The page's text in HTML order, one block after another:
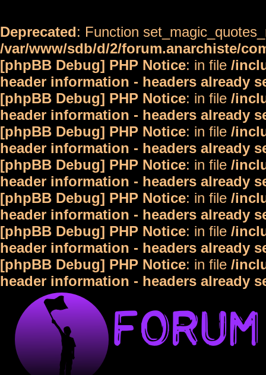
Deprecated: Function
/var/www/sdb/d/2/forum.anarchiste/
[phpBB Debug] PHP Notice: in file /
header information - headers already
[phpBB Debug] PHP Notice: in file /
header information - headers already
[phpBB Debug] PHP Notice: in file /
header information - headers already
[phpBB Debug] PHP Notice: in file /
header information - headers already
[phpBB Debug] PHP Notice: in file /
header information - headers already
[phpBB Debug] PHP Notice: in file /
header information - headers already
[phpBB Debug] PHP Notice: in file /
header information - headers already